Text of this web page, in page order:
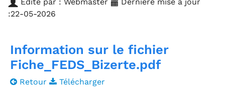
:22-05-2026
Information sur le fichier
Fiche_FEDS_Bizerte.pdf
Retour Télécharger